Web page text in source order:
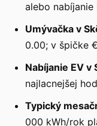
alebo nabíjanie
Umývačka v
0.00; v špičke
Nabíjanie EV v
najlacnejšej
Typický
000 kWh/rok